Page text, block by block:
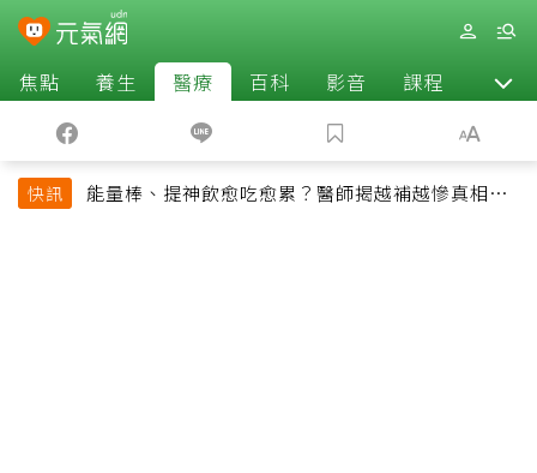
焦點 養生 醫療 百科 影音 課程 退休
快訊
能量棒、提神飲愈吃愈累？醫師揭越補越慘真相：